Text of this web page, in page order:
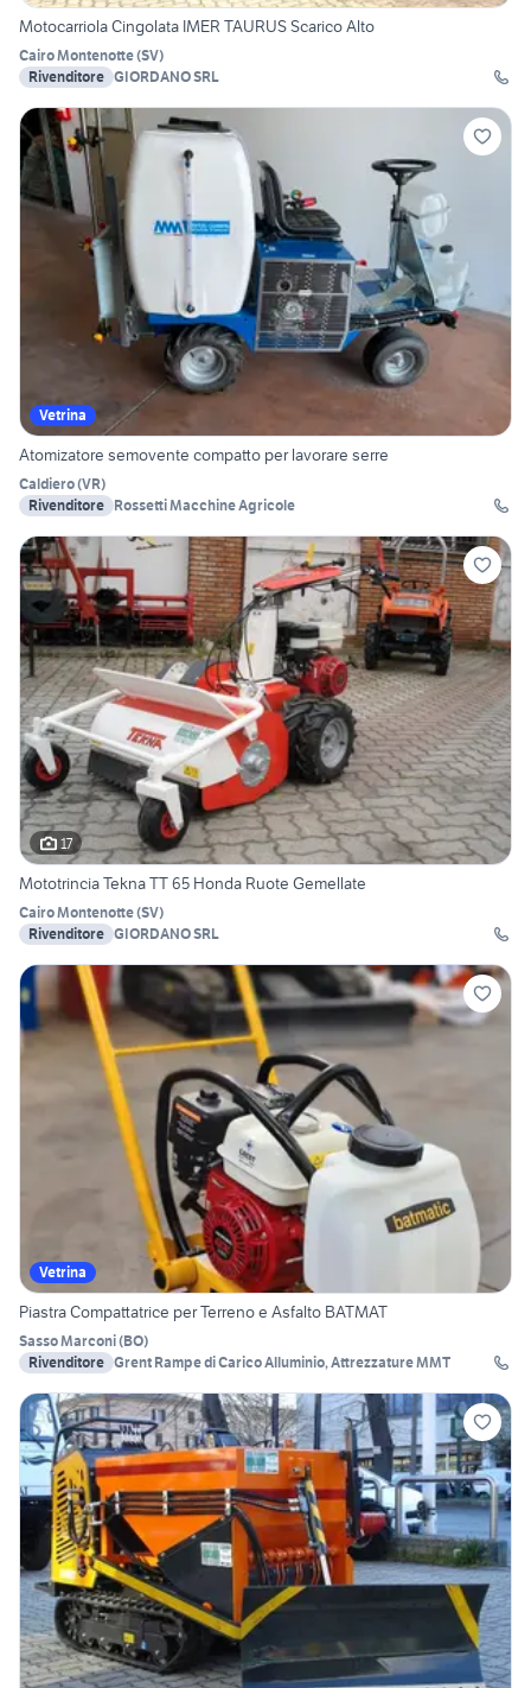
Motocarriola Cingolata IMER TAURUS Scarico Alto
Cairo Montenotte(SV)
Rivenditore GIORDANO SRL
Vetrina
Atomizatore semovente compatto per lavorare serre
Caldiero(VR)
Rivenditore Rossetti Macchine Agricole
17
Mototrincia Tekna TT 65 Honda Ruote Gemellate
Cairo Montenotte(SV)
Rivenditore GIORDANO SRL
Vetrina
Piastra Compattatrice per Terreno e Asfalto BATMAT
Sasso Marconi(BO)
Rivenditore Grent Rampe di Carico Alluminio, Attrezzature MMT